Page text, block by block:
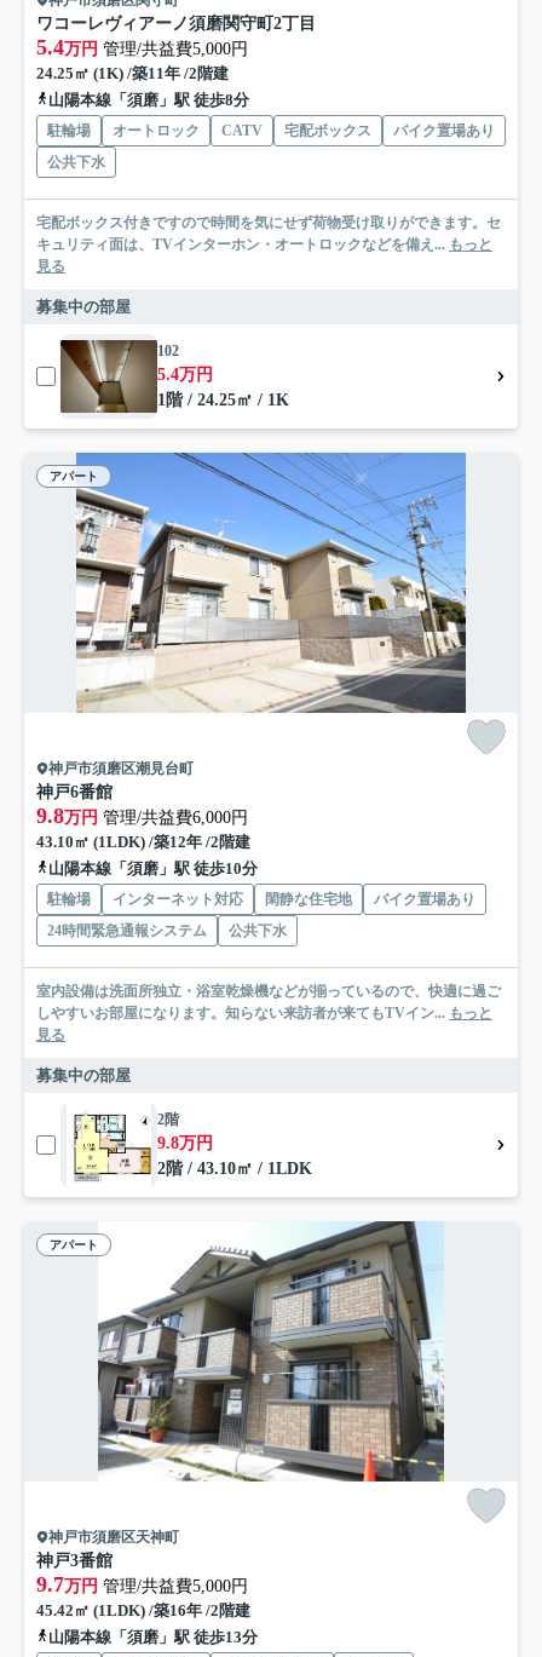
ワコーレヴィアーノ須磨関守町2丁目
5.4万円 管理/共益費5,000円
24.25㎡ (1K) /築11年 /2階建
山陽本線「須磨」駅 徒歩8分
駐輪場 オートロック CATV 宅配ボックス
バイク置場あり
公共下水
宅配ボックス付きですので時間を気にせず荷物受け取りができます。セ
キュリティ面は、TVインターホン・オートロックなどを備え... もっと
見る
募集中の部屋
102
5.4万円
1階 / 24.25㎡ / 1K
アパート
神戸市須磨区潮見台町
神戸6番館
9.8万円 管理/共益費6,000円
43.10㎡ (1LDK) /築12年 /2階建
山陽本線「須磨」駅 徒歩10分
駐輪場 インターネット対応 閑静な住宅地
バイク置場あり
24時間緊急通報システム
公共下水
室内設備は洗面所独立・浴室乾燥機などが揃っているので、快適に過ご
しやすいお部屋になります。知らない来訪者が来てもTVイン... もっと
見る
募集中の部屋
2階
9.8万円
2階 / 43.10㎡ / 1LDK
アパート
神戸市須磨区天神町
神戸3番館
9.7万円 管理/共益費5,000円
45.42㎡ (1LDK) /築16年 /2階建
山陽本線「須磨」駅 徒歩13分